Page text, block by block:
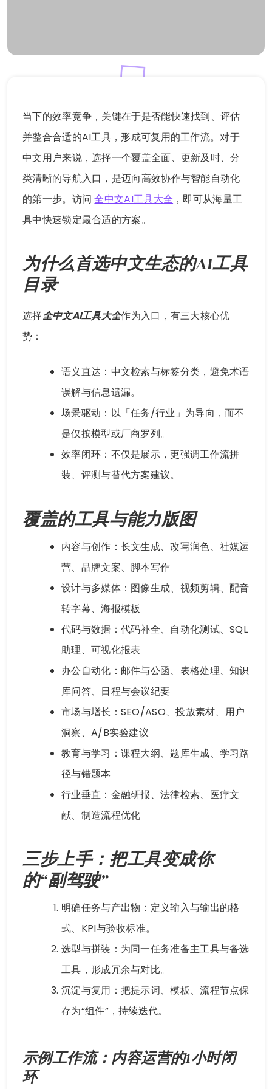
当下的效率竞争，关键在于是否能快速找到、评估
并整合合适的AI工具，形成可复用的工作流。对于
中文用户来说，选择一个覆盖全面、更新及时、分
类清晰的导航入口，是迈向高效协作与智能自动化
的第一步。访问全中文AI工具大全 ，即可从海量工
具中快速锁定最合适的方案。
为什么首选中文生态的AI工具
目录
选择全中文AI工具大全作为入口，有三大核心优
势：
语义直达：中文检索与标签分类，避免术语
误解与信息遗漏。
场景驱动：以「任务/行业」为导向，而不
是仅按模型或厂商罗列。
效率闭环：不仅是展示，更强调工作流拼
装、评测与替代方案建议。
覆盖的工具与能力版图
内容与创作：长文生成、改写润色、社媒运
营、品牌文案、脚本写作
设计与多媒体：图像生成、视频剪辑、配音
转字幕、海报模板
代码与数据：代码补全、自动化测试、SQL
助理、可视化报表
办公自动化：邮件与公函、表格处理、知识
库问答、日程与会议纪要
市场与增长：SEO/ASO、投放素材、用户
洞察、A/B实验建议
教育与学习：课程大纲、题库生成、学习路
径与错题本
行业垂直：金融研报、法律检索、医疗文
献、制造流程优化
三步上手：把工具变成你
的“副驾驶”
明确任务与产出物：定义输入与输出的格
式、KPI与验收标准。
选型与拼装：为同一任务准备主工具与备选
工具，形成冗余与对比。
沉淀与复用：把提示词、模板、流程节点保
存为“组件”，持续迭代。
示例工作流：内容运营的1小时闭
环